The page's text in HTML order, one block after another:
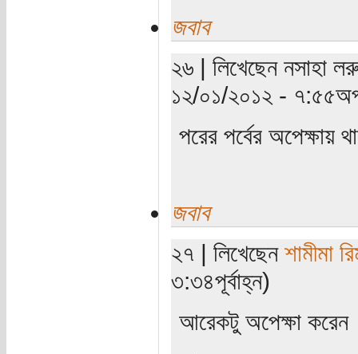
জবাব
২৬ | লিখেছেন নসাহা
১২/০১/২০১২ -
পরের পর্বের অপেক্ষায়
জবাব
২৭ | লিখেছেন শামীমা
৩:৩৪পূর্বাহ্ন)
আরেকটু অপেক্ষা